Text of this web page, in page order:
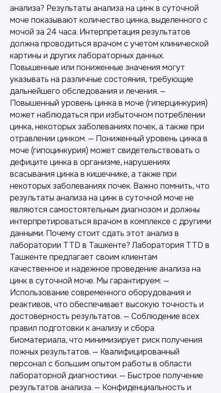
анализа? Результаты анализа на цинк в суточной
моче показывают количество цинка, выделенного с
мочой за 24 часа. Интерпретация результатов
должна проводиться врачом с учетом клинической
картины и других лабораторных данных.
Повышенные или пониженные значения могут
указывать на различные состояния, требующие
дальнейшего обследования и лечения. —
Повышенный уровень цинка в моче (гиперцинкурия)
может наблюдаться при избыточном потреблении
цинка, некоторых заболеваниях почек, а также при
отравлении цинком. — Пониженный уровень цинка в
моче (гипоцинкурия) может свидетельствовать о
дефиците цинка в организме, нарушениях
всасывания цинка в кишечнике, а также при
некоторых заболеваниях почек. Важно помнить, что
результаты анализа на цинк в суточной моче не
являются самостоятельным диагнозом и должны
интерпретироваться врачом в комплексе с другими
данными. Почему стоит сдать этот анализ в
лаборатории TTD в Ташкенте? Лаборатория TTD в
Ташкенте предлагает своим клиентам
качественное и надежное проведение анализа на
цинк в суточной моче. Мы гарантируем: —
Использование современного оборудования и
реактивов, что обеспечивает высокую точность и
достоверность результатов. — Соблюдение всех
правил подготовки к анализу и сбора
биоматериала, что минимизирует риск получения
ложных результатов. — Квалифицированный
персонал с большим опытом работы в области
лабораторной диагностики. — Быстрое получение
результатов анализа. — Конфиденциальность и
Другие наши услуги